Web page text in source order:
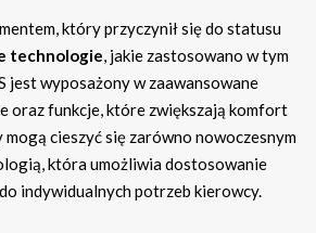
który przyczynił się do statusu
technologie, jakie zastosowano w tym
jest wyposażony w zaawansowane
oraz funkcje, które zwiększają komfort
cieszyć się zarówno nowoczesnym
która umożliwia dostosowanie
indywidualnych potrzeb kierowcy.